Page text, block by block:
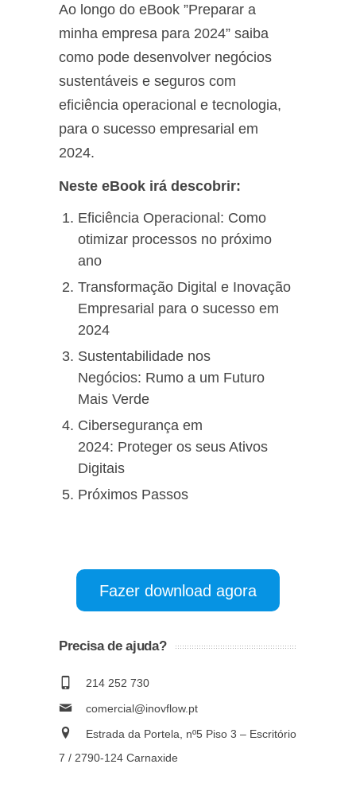
Ao longo do eBook ”Preparar a
minha empresa para 2024” saiba
como pode desenvolver negócios
sustentáveis e seguros com
eficiência operacional e tecnologia,
para o sucesso empresarial em
2024.
Neste eBook irá descobrir:
Eficiência Operacional: Como
otimizar processos no próximo
ano
Transformação Digital e Inovação
Empresarial para o sucesso em
2024
Sustentabilidade nos
Negócios: Rumo a um Futuro
Mais Verde
Cibersegurança em
2024: Proteger os seus Ativos
Digitais
Próximos Passos
Fazer download agora
Precisa de ajuda?
214 252 730
comercial@inovflow.pt
Estrada da Portela, nº5 Piso 3 – Escritório
7 / 2790-124 Carnaxide